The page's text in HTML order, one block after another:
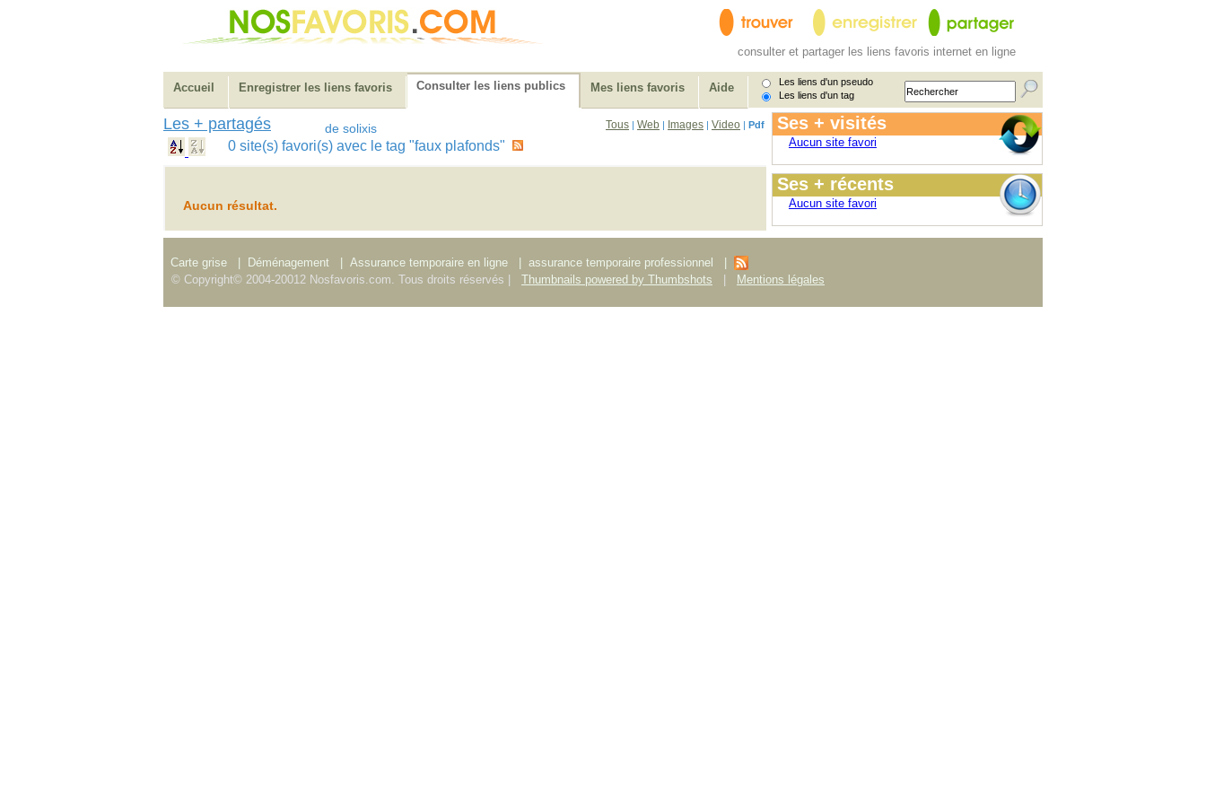
consulter et partager les liens favoris internet en ligne
Accueil Enregistrer les liens favoris Consulter les liens publics Mes liens favoris Aide
Les liens d'un pseudo
Les liens d'un tag
Les + partagés de solixis Tous | Web | Images | Video | Pdf
0 site(s) favori(s) avec le tag "faux plafonds"
Aucun résultat.
Ses + visités
Aucun site favori
Ses + récents
Aucun site favori
Carte grise Déménagement Assurance temporaire en ligne assurance temporaire professionnel
© Copyright© 2004-20012 Nosfavoris.com. Tous droits réservés |
Thumbnails powered by Thumbshots Mentions légales